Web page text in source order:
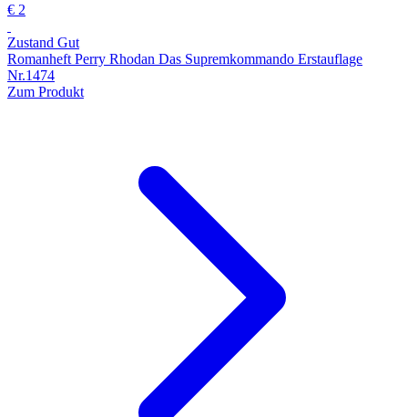
€ 2
Zustand Gut
Romanheft Perry Rhodan Das Supremkommando Erstauflage
Nr.1474
Zum Produkt